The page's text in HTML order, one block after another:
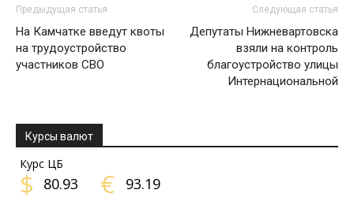
Предыдущая статья
На Камчатке введут квоты
на трудоустройство
участников СВО
Следующая статья
Депутаты Нижневартовска
взяли на контроль
благоустройство улицы
Интернациональной
Курсы валют
Курс ЦБ
$ 80.93 € 93.19